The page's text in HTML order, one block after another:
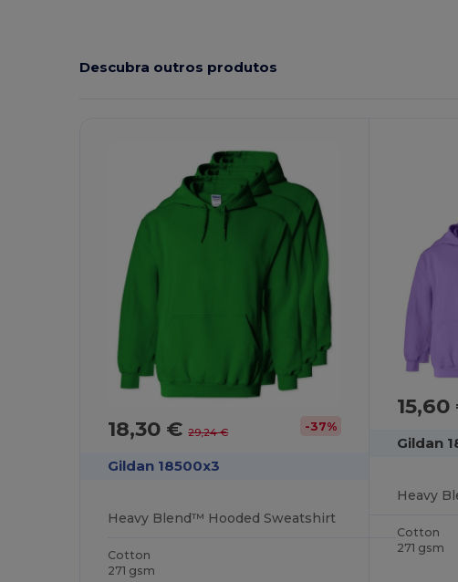
Descubra outros produtos
18,30 €29,24 € -37%
Gildan 18500x3
Heavy Blend™ Hooded Sweatshirt
Cotton
271 gsm
15,60
Gildan
Heavy
Cotton
271 gsm